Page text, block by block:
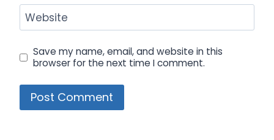
Website
Save my name, email, and website in this
browser for the next time I comment.